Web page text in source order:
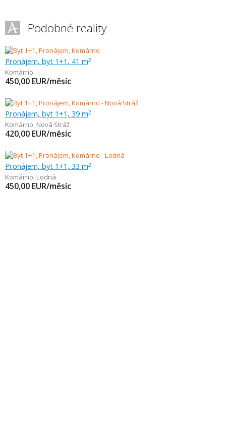
Podobné reality
Pronájem, byt 1+1, 41 m2
Komárno
450,00 EUR/měsíc
Pronájem, byt 1+1, 39 m2
Komárno, Nová Stráž
420,00 EUR/měsíc
Pronájem, byt 1+1, 33 m2
Komárno, Lodná
450,00 EUR/měsíc